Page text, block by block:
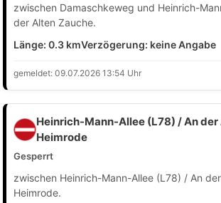
zwischen Damaschkeweg und Heinrich-
der Alten Zauche.
Länge: 0.3 kmVerzögerung: keine Angabe
gemeldet: 09.07.2026 13:54 Uhr
Heinrich-Mann-Allee (L78) / An
Heimrode
Gesperrt
zwischen Heinrich-Mann-Allee (L78) / An
Heimrode.